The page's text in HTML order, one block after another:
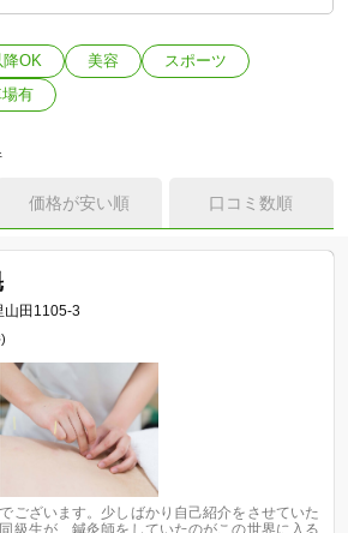
降OK 美容
スポーツ
有
価格が安い順 口コミ数順
山田1105-3
ございます。少しばかり自己紹介をさせていた